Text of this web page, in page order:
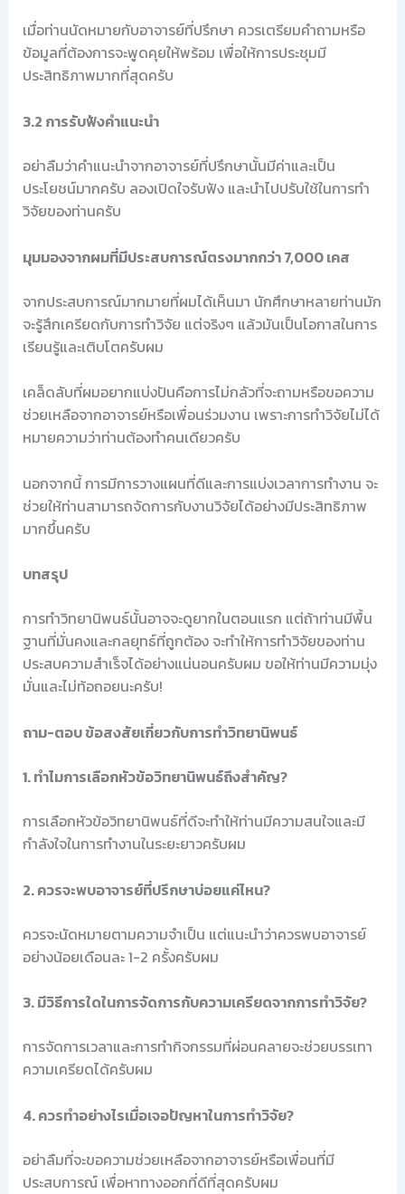
เมื่อท่านนัดหมายกับอาจารย์ที่ปรึกษา ควรเตรียมคำถามหรือ
ข้อมูลที่ต้องการจะพูดคุยให้พร้อม เพื่อให้การประชุมมี
ประสิทธิภาพมากที่สุดครับ
3.2 การรับฟังคำแนะนำ
อย่าลืมว่าคำแนะนำจากอาจารย์ที่ปรึกษานั้นมีค่าและเป็น
ประโยชน์มากครับ ลองเปิดใจรับฟัง และนำไปปรับใช้ในการทำ
วิจัยของท่านครับ
มุมมองจากผมที่มีประสบการณ์ตรงมากกว่า 7,000 เคส
จากประสบการณ์มากมายที่ผมได้เห็นมา นักศึกษาหลายท่านมัก
จะรู้สึกเครียดกับการทำวิจัย แต่จริงๆ แล้วมันเป็นโอกาสในการ
เรียนรู้และเติบโตครับผม
เคล็ดลับที่ผมอยากแบ่งปันคือการไม่กลัวที่จะถามหรือขอความ
ช่วยเหลือจากอาจารย์หรือเพื่อนร่วมงาน เพราะการทำวิจัยไม่ได้
หมายความว่าท่านต้องทำคนเดียวครับ
นอกจากนี้ การมีการวางแผนที่ดีและการแบ่งเวลาการทำงาน จะ
ช่วยให้ท่านสามารถจัดการกับงานวิจัยได้อย่างมีประสิทธิภาพ
มากขึ้นครับ
บทสรุป
การทำวิทยานิพนธ์นั้นอาจจะดูยากในตอนแรก แต่ถ้าท่านมีพื้น
ฐานที่มั่นคงและกลยุทธ์ที่ถูกต้อง จะทำให้การทำวิจัยของท่าน
ประสบความสำเร็จได้อย่างแน่นอนครับผม ขอให้ท่านมีความมุ่ง
มั่นและไม่ท้อถอยนะครับ!
ถาม-ตอบ ข้อสงสัยเกี่ยวกับการทำวิทยานิพนธ์
1. ทำไมการเลือกหัวข้อวิทยานิพนธ์ถึงสำคัญ?
การเลือกหัวข้อวิทยานิพนธ์ที่ดีจะทำให้ท่านมีความสนใจและมี
กำลังใจในการทำงานในระยะยาวครับผม
2. ควรจะพบอาจารย์ที่ปรึกษาบ่อยแค่ไหน?
ควรจะนัดหมายตามความจำเป็น แต่แนะนำว่าควรพบอาจารย์
อย่างน้อยเดือนละ 1-2 ครั้งครับผม
3. มีวิธีการใดในการจัดการกับความเครียดจากการทำวิจัย?
การจัดการเวลาและการทำกิจกรรมที่ผ่อนคลายจะช่วยบรรเทา
ความเครียดได้ครับผม
4. ควรทำอย่างไรเมื่อเจอปัญหาในการทำวิจัย?
อย่าลืมที่จะขอความช่วยเหลือจากอาจารย์หรือเพื่อนที่มี
ประสบการณ์ เพื่อหาทางออกที่ดีที่สุดครับผม